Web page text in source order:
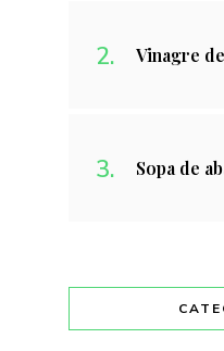
Vinagre
Sopa de